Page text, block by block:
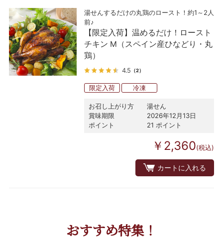
湯せんするだけの丸鶏のロースト！約1～2人
前♪
【限定入荷】温めるだけ！ロースト
チキン M（スペイン産ひなどり・丸
鶏）
4.5 （2）
限定入荷 冷凍
お召し上がり方
湯せん
賞味期限
2026年12月13日
ポイント
21 ポイント
￥2,360(税込)
カートに入れる
おすすめ特集！